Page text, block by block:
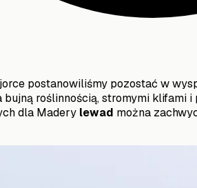
postanowiliśmy pozostać w
bujną roślinnością, stromymi klifami
dla Madery lewad można